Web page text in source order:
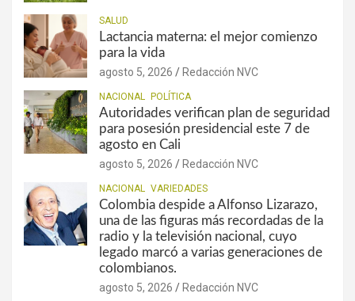
SALUD
Lactancia materna: el mejor comienzo
para la vida
agosto 5, 2026 Redacción NVC
NACIONAL POLÍTICA
Autoridades verifican plan de seguridad
para posesión presidencial este 7 de
agosto en Cali
agosto 5, 2026 Redacción NVC
NACIONAL VARIEDADES
Colombia despide a Alfonso Lizarazo,
una de las figuras más recordadas de la
radio y la televisión nacional, cuyo
legado marcó a varias generaciones de
colombianos.
agosto 5, 2026 Redacción NVC